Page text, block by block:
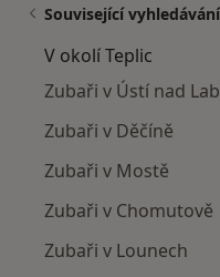
Související vyhledávání
V okolí Teplic
Zubaři v Ústí nad
Zubaři v Děčíně
Zubaři v Mostě
Zubaři v Chomutově
Zubaři v Lounech